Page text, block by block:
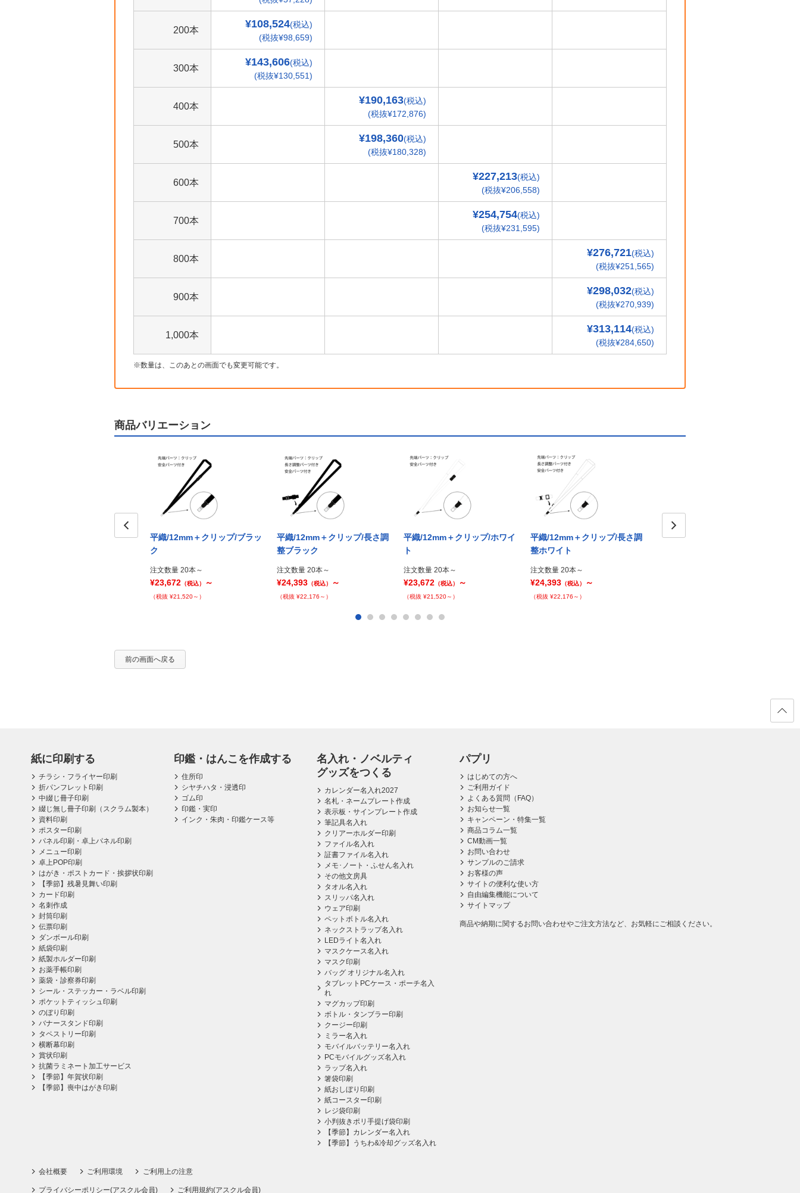
200本
¥108,524(税込)
(税抜¥98,659)
300本
¥143,606(税込)
(税抜¥130,551)
400本
¥190,163(税込)
(税抜¥172,876)
500本
¥198,360(税込)
(税抜¥180,328)
600本
¥227,213(税込)
(税抜¥206,558)
700本
¥254,754(税込)
(税抜¥231,595)
800本
¥276,721(税込)
(税抜¥251,565)
900本
¥298,032(税込)
(税抜¥270,939)
1,000本
¥313,114(税込)
(税抜¥284,650)
数量は、このあとの画面でも変更可能です。
商品バリエーション
平織/12mm＋クリップ/ブラッ
ク
注文数量 20本～
¥23,672 （税込） ～
（税抜 ¥21,520～）
平織/12mm＋クリップ/長さ調
整ブラック
注文数量 20本～
¥24,393 （税込） ～
（税抜 ¥22,176～）
平織/12mm＋クリップ/ホワイ
ト
注文数量 20本～
¥23,672 （税込） ～
（税抜 ¥21,520～）
平織/12mm＋クリップ/長さ調
整ホワイト
注文数量 20本～
¥24,393 （税込） ～
（税抜 ¥22,176～）
平織/12mm＋クリップ/ブルー
前の画面へ戻る
紙に印刷する
チラシ・フライヤー印刷
折パンフレット印刷
中綴じ冊子印刷
綴じ無し冊子印刷（スクラム製本）
資料印刷
ポスター印刷
パネル印刷・卓上パネル印刷
メニュー印刷
卓上POP印刷
はがき・ポストカード・挨拶状印刷
【季節】残暑見舞い印刷
カード印刷
名刺作成
封筒印刷
伝票印刷
ダンボール印刷
紙袋印刷
紙製ホルダー印刷
お薬手帳印刷
薬袋・診察券印刷
シール・ステッカー・ラベル印刷
ポケットティッシュ印刷
のぼり印刷
バナースタンド印刷
タペストリー印刷
横断幕印刷
賞状印刷
抗菌ラミネート加工サービス
【季節】年賀状印刷
【季節】喪中はがき印刷
印鑑・はんこを作成する
住所印
シヤチハタ・浸透印
ゴム印
印鑑・実印
インク・朱肉・印鑑ケース等
名入れ・ノベルティ
グッズをつくる
カレンダー名入れ2027
名札・ネームプレート作成
表示板・サインプレート作成
筆記具名入れ
クリアーホルダー印刷
ファイル名入れ
証書ファイル名入れ
メモ･ノート・ふせん名入れ
その他文房具
タオル名入れ
スリッパ名入れ
ウェア印刷
ペットボトル名入れ
ネックストラップ名入れ
LEDライト名入れ
マスクケース名入れ
マスク印刷
バッグ オリジナル名入れ
タブレットPCケース・ポーチ名入
れ
マグカップ印刷
ボトル・タンブラー印刷
クージー印刷
ミラー名入れ
モバイルバッテリー名入れ
PCモバイルグッズ名入れ
ラップ名入れ
箸袋印刷
紙おしぼり印刷
紙コースター印刷
レジ袋印刷
小判抜きポリ手提げ袋印刷
【季節】カレンダー名入れ
【季節】うちわ&冷却グッズ名入れ
パプリ
はじめての方へ
ご利用ガイド
よくある質問（FAQ）
お知らせ一覧
キャンペーン・特集一覧
商品コラム一覧
CM動画一覧
お問い合わせ
サンプルのご請求
お客様の声
サイトの便利な使い方
自由編集機能について
サイトマップ
商品や納期に関するお問い合わせやご注文方法など、お気軽にご相談ください。
会社概要 ご利用環境 ご利用上の注意
プライバシーポリシー(アスクル会員) ご利用規約(アスクル会員)